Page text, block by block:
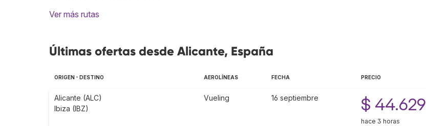
Ver más rutas
Últimas ofertas desde Alicante, España
ORIGEN - DESTINO AEROLÍNEAS FECHA PRECIO
Alicante (ALC)
Ibiza (IBZ)
Vueling 16 septiembre $ 44.629
hace 3 horas